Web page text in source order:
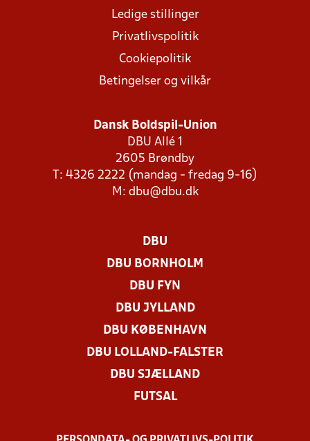
Ledige stillinger
Privatlivspolitik
Cookiepolitik
Betingelser og vilkår
Dansk Boldspil-Union
DBU Allé 1
2605 Brøndby
T: 4326 2222 (mandag - fredag 9-16)
M: dbu@dbu.dk
DBU
DBU BORNHOLM
DBU FYN
DBU JYLLAND
DBU KØBENHAVN
DBU LOLLAND-FALSTER
DBU SJÆLLAND
FUTSAL